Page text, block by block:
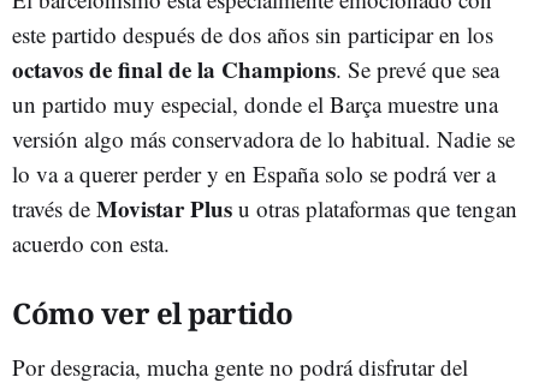
este partido después de dos años sin participar en los
octavos de final de la Champions. Se prevé que sea
un partido muy especial, donde el Barça muestre una
versión algo más conservadora de lo habitual. Nadie se
lo va a querer perder y en España solo se podrá ver a
través de Movistar Plus u otras plataformas que tengan
acuerdo con esta.
Cómo ver el partido
Por desgracia, mucha gente no podrá disfrutar del